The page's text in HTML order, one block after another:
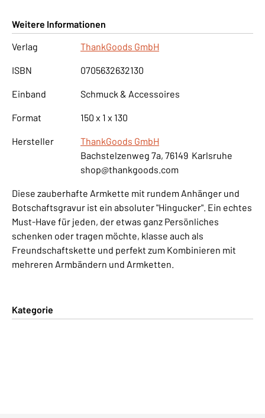
Weitere Informationen
Verlag
ThankGoods GmbH
ISBN 0705632632130
Einband Schmuck & Accessoires
Format 150 x 1 x 130
Hersteller
ThankGoods GmbH
Bachstelzenweg 7a, 76149 Karlsruhe
shop@thankgoods.com
Diese zauberhafte Armkette mit rundem Anhänger und
Botschaftsgravur ist ein absoluter "Hingucker". Ein echtes
Must-Have für jeden, der etwas ganz Persönliches
schenken oder tragen möchte, klasse auch als
Freundschaftskette und perfekt zum Kombinieren mit
mehreren Armbändern und Armketten.
Kategorie